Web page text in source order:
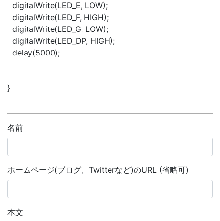
digitalWrite(LED_E, LOW);
digitalWrite(LED_F, HIGH);
digitalWrite(LED_G, LOW);
digitalWrite(LED_DP, HIGH);
delay(5000);
}
名前
ホームページ(ブログ、Twitterなど)のURL (省略可)
本文